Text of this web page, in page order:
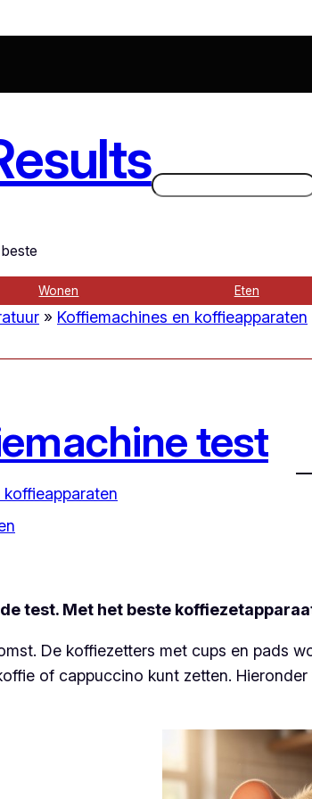
Zoeken
Wonen Eten
» Koffiemachines en koffieapparaten
test
test. Met het beste
De koffiezetters met cups en pads
of cappuccino kunt zetten.